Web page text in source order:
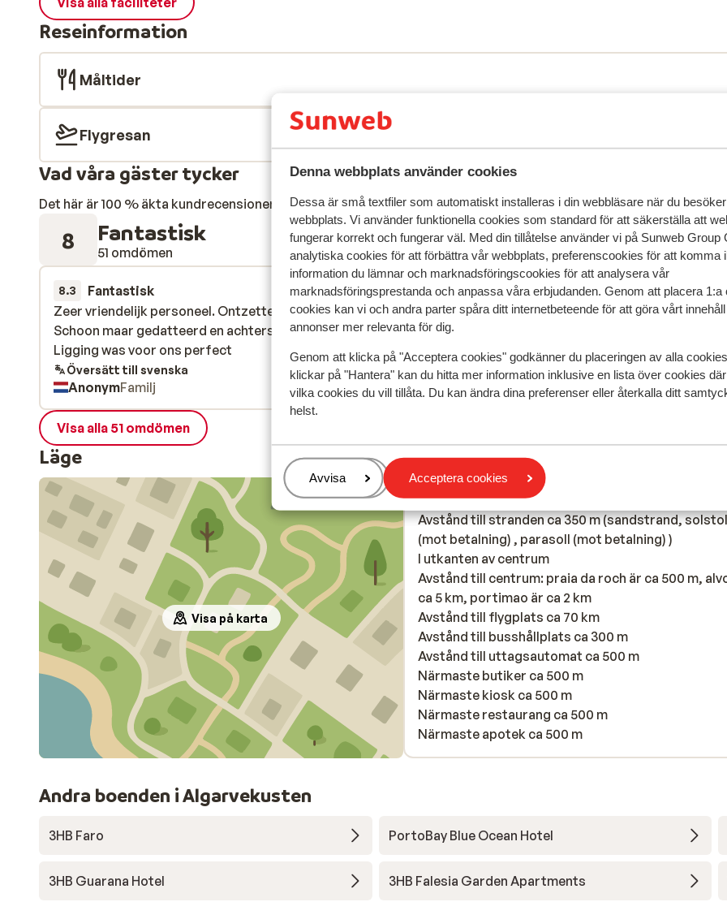
Denna webbplats använder cookies
Dessa är små textfiler som automatiskt installeras i din webbläsare när du
webbplats. Vi använder funktionella cookies som standard för att säkerställa att
fungerar korrekt och fungerar väl. Med din tillåtelse använder vi på Sunweb Group
analytiska cookies för att förbättra vår webbplats, preferenscookies för att komma
information du lämnar och marknadsföringscookies för att analysera vår
marknadsföringsprestanda och anpassa våra erbjudanden. Genom att placera 1:a
cookies kan vi och andra parter spåra ditt internetbeteende för att göra vårt
annonser mer relevanta för dig.
Genom att klicka på "Acceptera cookies" godkänner du placeringen av alla
klickar på "Hantera" kan du hitta mer information inklusive en lista över cookies
vilka cookies du vill tillåta. Du kan ändra dina preferenser eller återkalla ditt
helst.
Hantera
Avvisa Acceptera cookies
Reseinformation
Måltider
Flygresan
Vad våra gäster tycker
Det här är 100 % äkta kundrecensioner som verkligen speglar deras upplevelser av vår produkt.Mer om
8 Fantastisk
51 omdömen Mest bokad av
8.3 Fantastisk
förra veckan
Zeer vriendelijk personeel. Ontzettend ruime kamers.
Schoon maar gedatteerd en achterstallig onderhoud.
Ligging was voor ons perfect
Zeer vriendelijk personeel. Ontzettend ruime kamers.
Schoon maar gedatteerd en achterstallig onderhoud.
Ligging was voor ons perfect
Översätt till svenska
AnonymFamilj
7.0 Bra
för 2 veckor
Sterk verouderde kamers, maar wel proper en
Leuk zwembad. All in formule is een aanrader.
maatijden komen wel vaak terug.
Sterk verouderde kamers, maar wel proper en
Leuk zwembad. All in formule is een aanrader.
maatijden komen wel vaak terug.
Översätt till svenska
AnonymFamilj
Visa alla 51 omdömen
Läge
Visa på karta
I området
Avstånd till stranden ca 350 m (sandstrand,
(mot betalning) , parasoll (mot betalning) )
I utkanten av centrum
Avstånd till centrum: praia da roch är ca 500 m,
ca 5 km, portimao är ca 2 km
Avstånd till flygplats ca 70 km
Avstånd till busshållplats ca 300 m
Avstånd till uttagsautomat ca 500 m
Närmaste butiker ca 500 m
Närmaste kiosk ca 500 m
Närmaste restaurang ca 500 m
Närmaste apotek ca 500 m
Andra boenden i Algarvekusten
3HB Faro PortoBay Blue Ocean Hotel
3HB Guarana Hotel 3HB Falesia Garden Apartments